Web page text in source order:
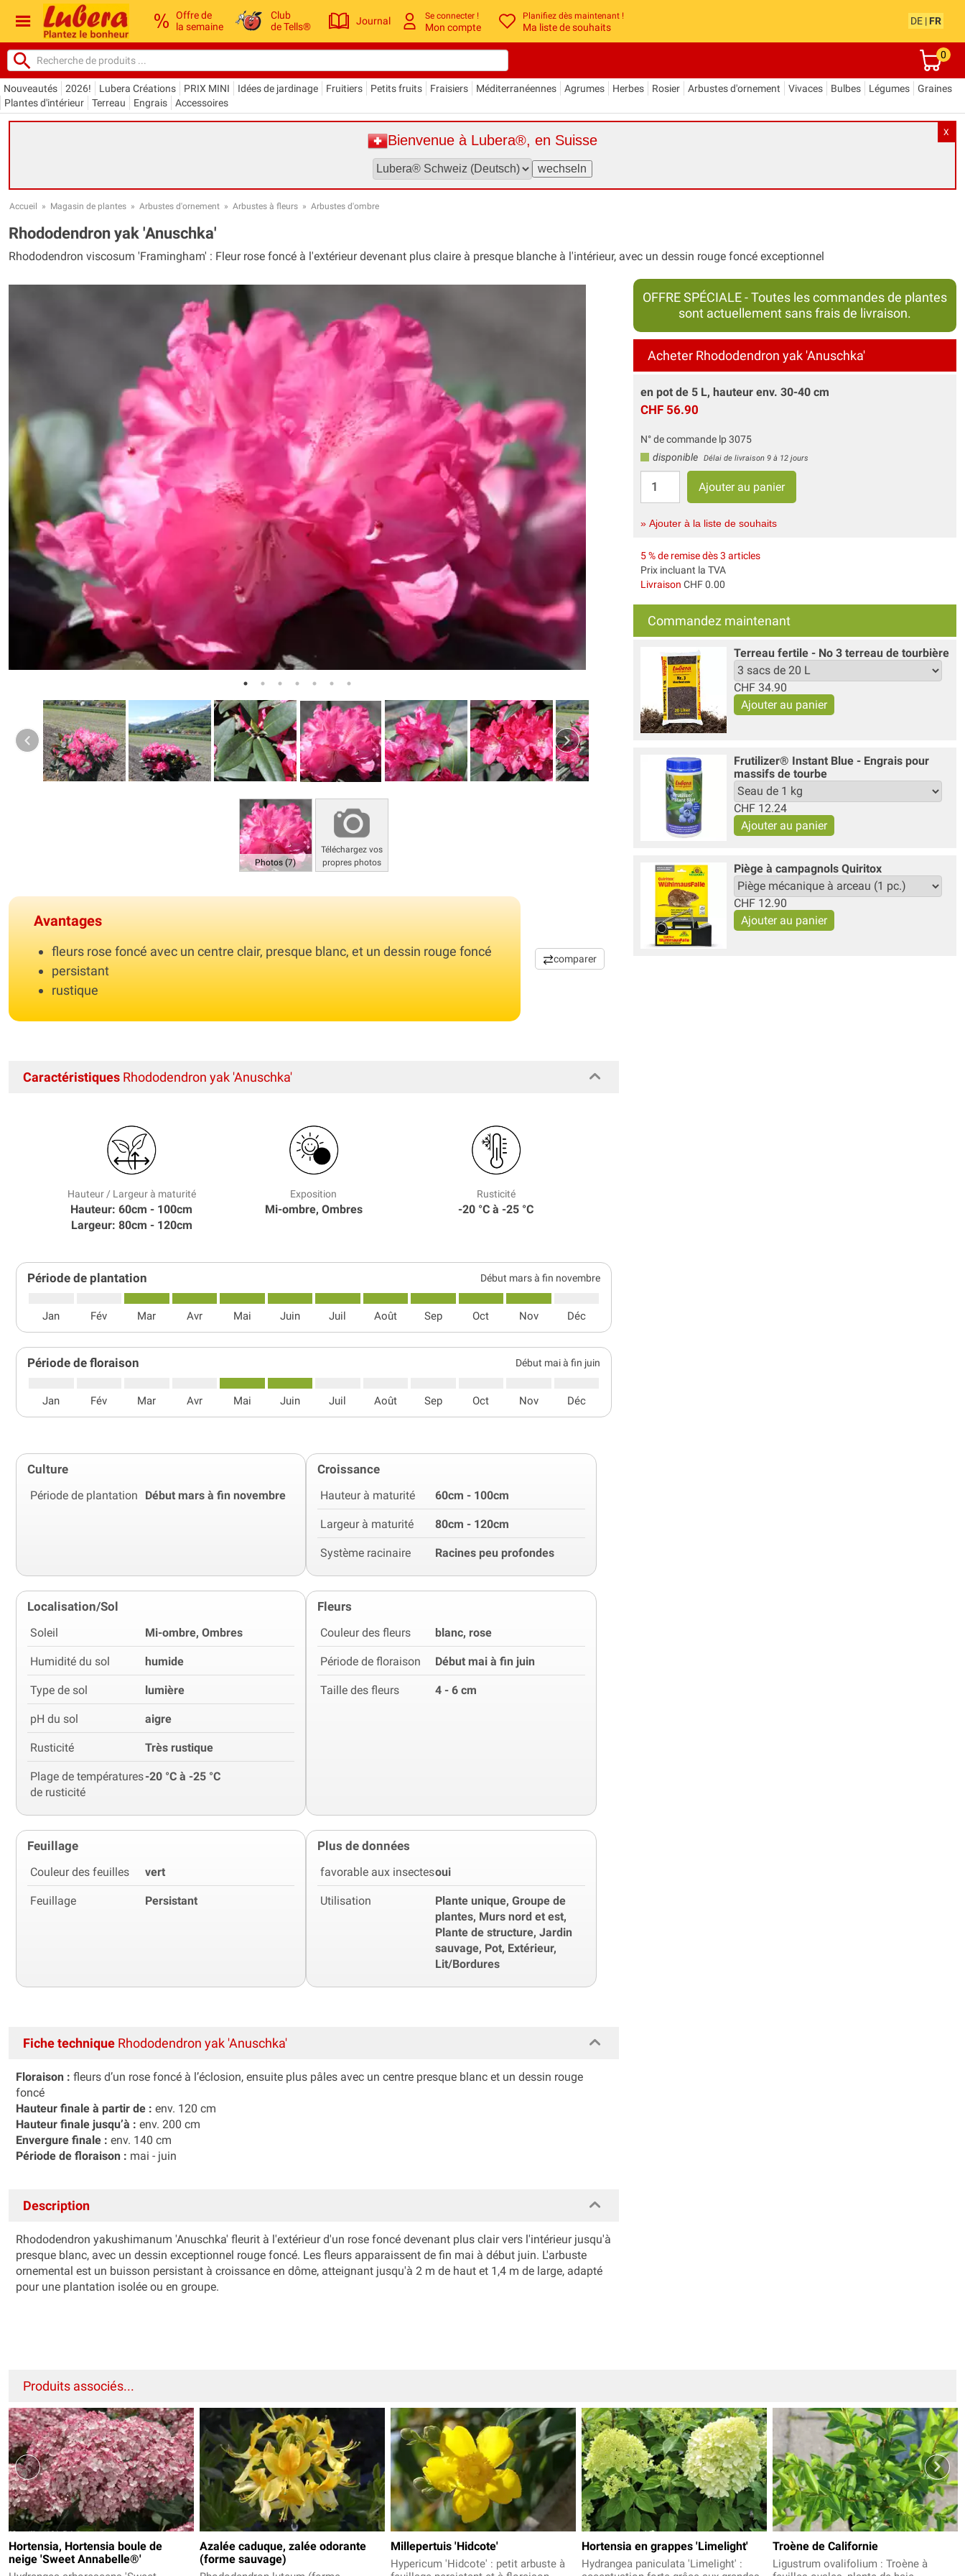
Offre de
la semaine
Club
de Tells®
Journal Se connecter !
Mon compte
Planifiez dès maintenant !
Ma liste de souhaits
DE | FR
0
Nouveautés 2026! Lubera Créations PRIX MINI Idées de jardinage Fruitiers Petits fruits Fraisiers Méditerranéennes Agrumes Herbes Rosier Arbustes d'ornement Vivaces Bulbes Légumes
Graines
Plantes d'intérieur
Terreau Engrais Accessoires
X
Bienvenue à Lubera®, en Suisse
Accueil » Magasin de plantes » Arbustes d'ornement » Arbustes à fleurs » Arbustes d'ombre
Rhododendron yak 'Anuschka'
Rhododendron viscosum 'Framingham' : Fleur rose foncé à l'extérieur devenant plus claire à presque blanche à l'intérieur, avec un dessin rouge foncé exceptionnel
Photos (7)
Téléchargez vos
propres photos
Avantages
fleurs rose foncé avec un centre clair, presque blanc, et un dessin rouge foncé
persistant
rustique
comparer
OFFRE SPÉCIALE - Toutes les commandes de plantes
sont actuellement sans frais de livraison.
Acheter Rhododendron yak 'Anuschka'
en pot de 5 L, hauteur env. 30-40 cm
CHF 56.90
N° de commande lp 3075
disponible
Délai de livraison 9 à 12 jours
» Ajouter à la liste de souhaits
5 % de remise dès 3 articles
Prix incluant la TVA
Livraison CHF 0.00
Commandez maintenant
Terreau fertile - No 3 terreau de tourbière
CHF 34.90
Frutilizer® Instant Blue - Engrais pour
massifs de tourbe
CHF 12.24
Piège à campagnols Quiritox
CHF 12.90
Caractéristiques Rhododendron yak 'Anuschka'
Hauteur / Largeur à maturité
Hauteur: 60cm - 100cm
Largeur: 80cm - 120cm
Exposition
Mi-ombre, Ombres
Rusticité
-20 °C à -25 °C
Période de plantation Début mars à fin novembre
Jan Fév Mar Avr Mai Juin Juil Août Sep Oct Nov Déc
Période de floraison Début mai à fin juin
Jan Fév Mar Avr Mai Juin Juil Août Sep Oct Nov Déc
Culture
Période de plantation Début mars à fin novembre
Croissance
Hauteur à maturité 60cm - 100cm
Largeur à maturité 80cm - 120cm
Système racinaire Racines peu profondes
Localisation/Sol
Soleil Mi-ombre, Ombres
Humidité du sol humide
Type de sol lumière
pH du sol aigre
Rusticité Très rustique
Plage de températures
de rusticité
-20 °C à -25 °C
Fleurs
Couleur des fleurs blanc, rose
Période de floraison Début mai à fin juin
Taille des fleurs 4 - 6 cm
Feuillage
Couleur des feuilles vert
Feuillage Persistant
Plus de données
favorable aux insectesoui
Utilisation
Plante unique, Groupe de
plantes, Murs nord et est,
Plante de structure, Jardin
sauvage, Pot, Extérieur,
Lit/Bordures
Fiche technique Rhododendron yak 'Anuschka'
Floraison : fleurs d’un rose foncé à l’éclosion, ensuite plus pâles avec un centre presque blanc et un dessin rouge
foncé
Hauteur finale à partir de : env. 120 cm
Hauteur finale jusqu’à : env. 200 cm
Envergure finale : env. 140 cm
Période de floraison : mai - juin
Description
Rhododendron yakushimanum 'Anuschka' fleurit à l'extérieur d'un rose foncé devenant plus clair vers l'intérieur jusqu'à
presque blanc, avec un dessin exceptionnel rouge foncé. Les fleurs apparaissent de fin mai à début juin. L'arbuste
ornemental est un buisson persistant à croissance en dôme, atteignant jusqu'à 2 m de haut et 1,4 m de large, adapté
pour une plantation isolée ou en groupe.
Produits associés...
Hortensia, Hortensia boule de
neige 'Sweet Annabelle®'
Azalée caduque, zalée odorante
(forme sauvage)
Millepertuis 'Hidcote'
Hypericum 'Hidcote' : petit arbuste à
Hortensia en grappes 'Limelight'
Hydrangea paniculata 'Limelight' :
Troène de Californie
Ligustrum ovalifolium : Troène à